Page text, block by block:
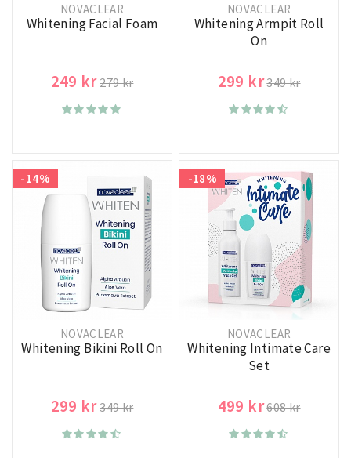
NOVACLEAR
Whitening Facial Foam
249 kr279 kr
NOVACLEAR
Whitening Armpit Roll
On
299 kr349 kr
-14%
NOVACLEAR
Whitening Bikini Roll On
299 kr349 kr
-18%
NOVACLEAR
Whitening Intimate Care
Set
499 kr608 kr